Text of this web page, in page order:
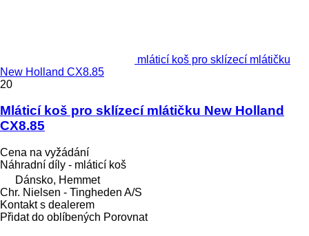
mláticí koš pro sklízecí mlátičku
New Holland CX8.85
20
Mláticí koš pro sklízecí mlátičku New Holland
CX8.85
Cena na vyžádání
Náhradní díly - mláticí koš
Dánsko, Hemmet
Chr. Nielsen - Tingheden A/S
Kontakt s dealerem
Přidat do oblíbených Porovnat